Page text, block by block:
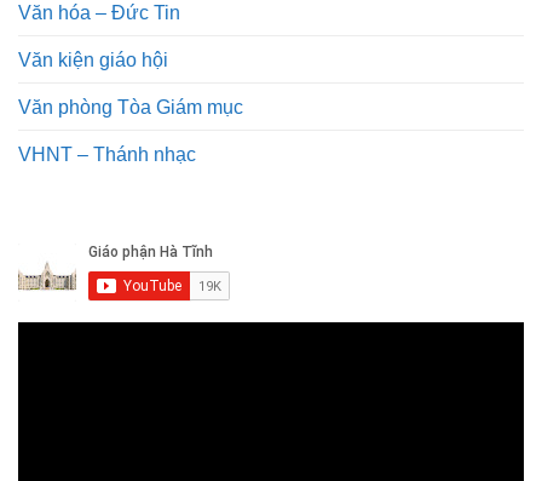
Văn hóa – Đức Tin
Văn kiện giáo hội
Văn phòng Tòa Giám mục
VHNT – Thánh nhạc